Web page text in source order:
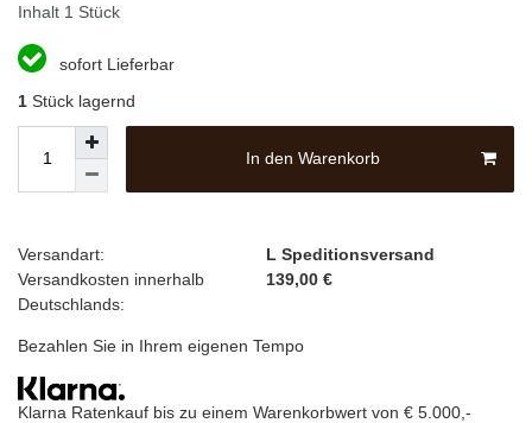
Inhalt 1 Stück
sofort Lieferbar
1 Stück lagernd
In den Warenkorb
Versandart:
L Speditionsversand
Versandkosten innerhalb
Deutschlands:
139,00 €
Bezahlen Sie in Ihrem eigenen Tempo
Klarna Ratenkauf bis zu einem Warenkorbwert von € 5.000,-